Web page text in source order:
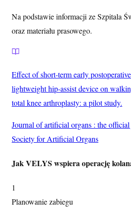
Na podstawie informacji ze Szpitala
oraz materiału prasowego.
Effect of short-term early
lightweight hip-assist device on
total knee arthroplasty: a pilot study.
Journal of artificial organs : the
Society for Artificial Organs
Jak VELYS wspiera operację
1
Planowanie zabiegu